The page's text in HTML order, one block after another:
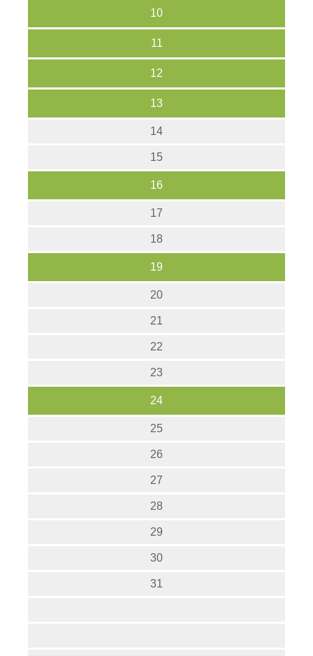
10
11
12
13
14
15
16
17
18
19
20
21
22
23
24
25
26
27
28
29
30
31